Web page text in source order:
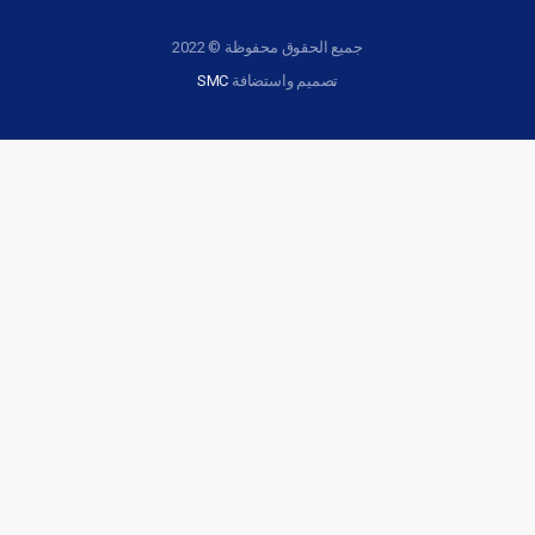
جميع الحقوق محفوظة © 2022
تصميم واستضافة SMC